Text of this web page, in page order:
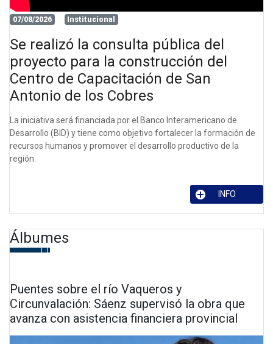
07/08/2026 Institucional
Se realizó la consulta pública del
proyecto para la construcción del
Centro de Capacitación de San
Antonio de los Cobres
La iniciativa será financiada por el Banco Interamericano de
Desarrollo (BID) y tiene como objetivo fortalecer la formación de
recursos humanos y promover el desarrollo productivo de la
región.
INFO
Álbumes
Puentes sobre el río Vaqueros y
Circunvalación: Sáenz supervisó la obra que
avanza con asistencia financiera provincial